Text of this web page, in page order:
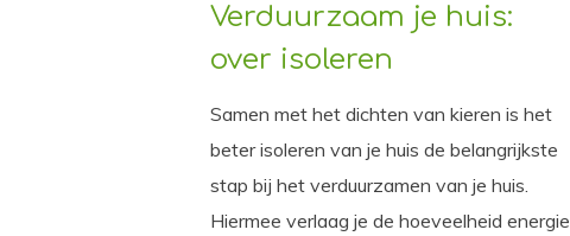
Verduurzaam je huis:
over isoleren
Samen met het dichten van kieren is het
beter isoleren van je huis de belangrijkste
stap bij het verduurzamen van je huis.
Hiermee verlaag je de hoeveelheid energie